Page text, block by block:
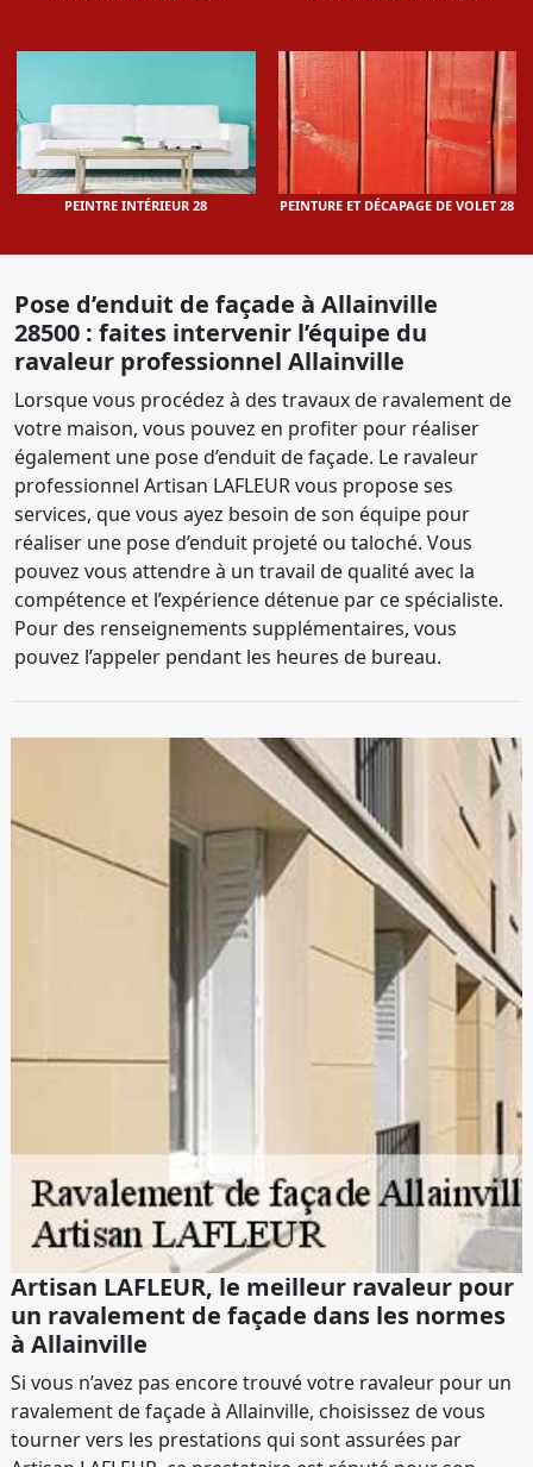
PEINTRE INTÉRIEUR 28 PEINTURE ET DÉCAPAGE DE VOLET 28
Pose d’enduit de façade à Allainville
28500 : faites intervenir l’équipe du
ravaleur professionnel Allainville
Lorsque vous procédez à des travaux de ravalement de
votre maison, vous pouvez en profiter pour réaliser
également une pose d’enduit de façade. Le ravaleur
professionnel Artisan LAFLEUR vous propose ses
services, que vous ayez besoin de son équipe pour
réaliser une pose d’enduit projeté ou taloché. Vous
pouvez vous attendre à un travail de qualité avec la
compétence et l’expérience détenue par ce spécialiste.
Pour des renseignements supplémentaires, vous
pouvez l’appeler pendant les heures de bureau.
Artisan LAFLEUR, le meilleur ravaleur pour
un ravalement de façade dans les normes
à Allainville
Si vous n’avez pas encore trouvé votre ravaleur pour un
ravalement de façade à Allainville, choisissez de vous
tourner vers les prestations qui sont assurées par